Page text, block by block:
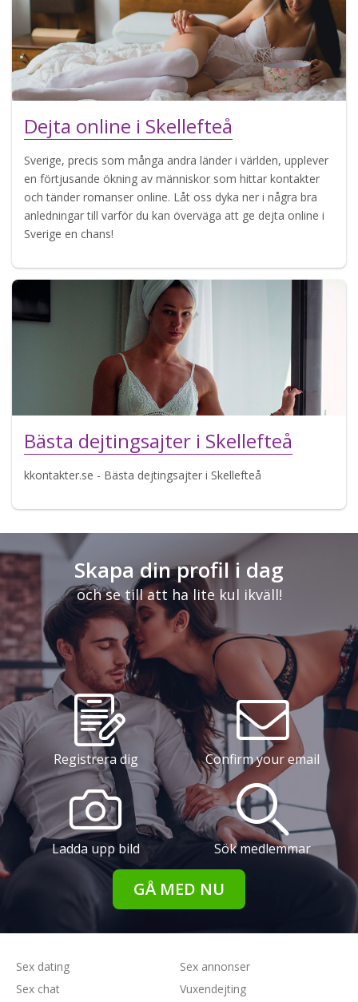
Dejta online i Skellefteå
Sverige, precis som många andra länder i världen, upplever
en förtjusande ökning av människor som hittar kontakter
och tänder romanser online. Låt oss dyka ner i några bra
anledningar till varför du kan överväga att ge dejta online i
Sverige en chans!
Bästa dejtingsajter i Skellefteå
kkontakter.se - Bästa dejtingsajter i Skellefteå
Skapa din profil i dag
och se till att ha lite kul ikväll!
Registrera dig Confirm your email
Ladda upp bild Sök medlemmar
GÅ MED NU
Sex dating
Sex chat
Sex annonser
Vuxendejting